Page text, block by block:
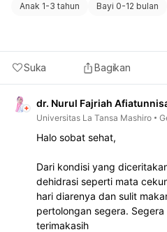
Anak 1-3 tahun Bayi 0-12 bulan
Suka Bagikan
dr. Nurul Fajriah
Universitas La Tansa Mashiro
Halo sobat sehat,
Dari kondisi yang
dehidrasi seperti mata
hari diarenya dan sulit
pertolongan segera.
terimakasih